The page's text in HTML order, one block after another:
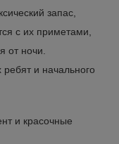
запас,
с их приметами,
от ночи.
и начального
и красочные